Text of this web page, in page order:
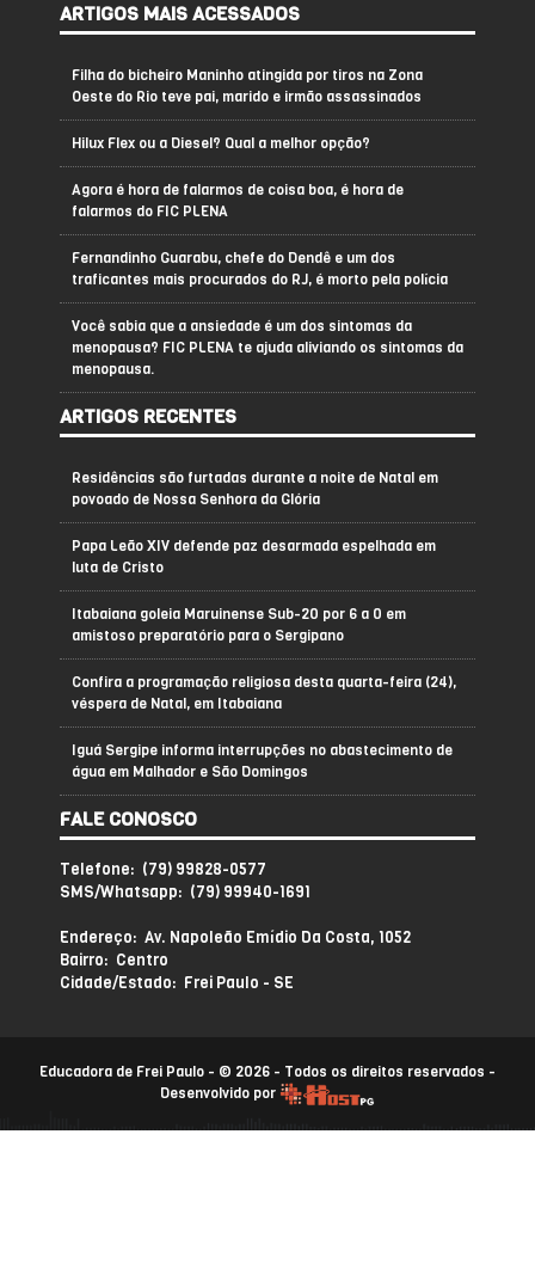
ARTIGOS MAIS ACESSADOS
Filha do bicheiro Maninho atingida por tiros na Zona
Oeste do Rio teve pai, marido e irmão assassinados
Hilux Flex ou a Diesel? Qual a melhor opção?
Agora é hora de falarmos de coisa boa, é hora de
falarmos do FIC PLENA
Fernandinho Guarabu, chefe do Dendê e um dos
traficantes mais procurados do RJ, é morto pela polícia
Você sabia que a ansiedade é um dos sintomas da
menopausa? FIC PLENA te ajuda aliviando os sintomas da
menopausa.
ARTIGOS RECENTES
Residências são furtadas durante a noite de Natal em
povoado de Nossa Senhora da Glória
Papa Leão XIV defende paz desarmada espelhada em
luta de Cristo
Itabaiana goleia Maruinense Sub-20 por 6 a 0 em
amistoso preparatório para o Sergipano
Confira a programação religiosa desta quarta-feira (24),
véspera de Natal, em Itabaiana
Iguá Sergipe informa interrupções no abastecimento de
água em Malhador e São Domingos
FALE CONOSCO
Telefone: (79) 99828-0577
SMS/Whatsapp: (79) 99940-1691
Endereço: Av. Napoleão Emídio Da Costa, 1052
Bairro: Centro
Cidade/Estado: Frei Paulo - SE
Educadora de Frei Paulo - © 2026 - Todos os direitos reservados -
Desenvolvido por